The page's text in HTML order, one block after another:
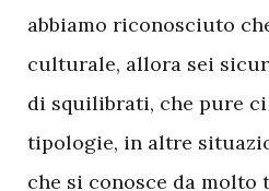
abbiamo riconosciuto
culturale, allora sei
di squilibrati, che pure
tipologie, in altre
che si conosce da molto